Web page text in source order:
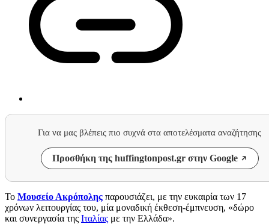
Για να μας βλέπεις πιο συχνά στα αποτελέσματα αναζήτησης
Προσθήκη της huffingtonpost.gr στην Google
Το Μουσείο Ακρόπολης παρουσιάζει, με την ευκαιρία των 17
χρόνων λειτουργίας του, μία μοναδική έκθεση-έμπνευση, «δώρο
και συνεργασία της Ιταλίας με την Ελλάδα».